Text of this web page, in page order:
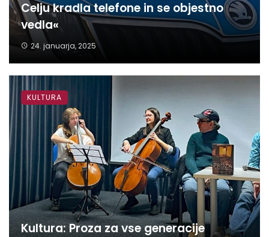
Celju kradla telefone in se objestno
vedla«
24. januarja, 2025
Kultura: Proza za vse generacije
KULTURA